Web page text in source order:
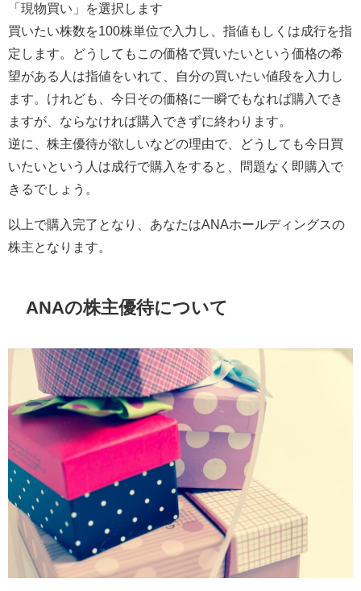
「現物買い」を選択します
買いたい株数を100株単位で入力し、指値もしくは成行を指
定します。どうしてもこの価格で買いたいという価格の希
望がある人は指値をいれて、自分の買いたい値段を入力し
ます。けれども、今日その価格に一瞬でもなれば購入でき
ますが、ならなければ購入できずに終わります。
逆に、株主優待が欲しいなどの理由で、どうしても今日買
いたいという人は成行で購入をすると、問題なく即購入で
きるでしょう。
以上で購入完了となり、あなたはANAホールディングスの
株主となります。
ANAの株主優待について